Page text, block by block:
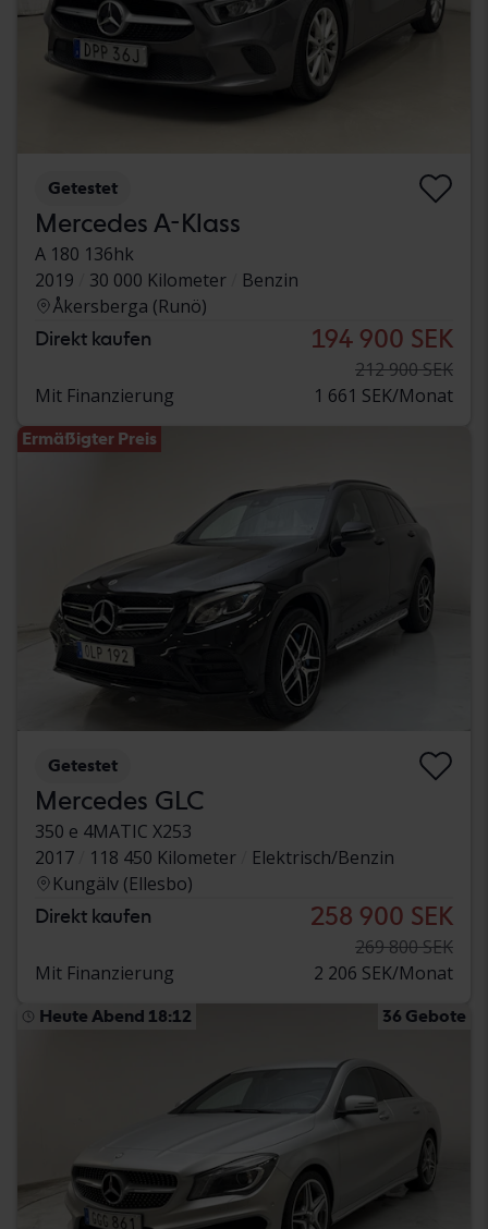
Getestet
Mercedes A-Klass
A 180 136hk
2019
30 000 Kilometer
Benzin
Åkersberga (Runö)
Direkt kaufen 194 900 SEK
212 900 SEK
Mit Finanzierung
1 661 SEK/Monat
Ermäßigter Preis
Getestet
Mercedes GLC
350 e 4MATIC X253
2017
118 450 Kilometer
Elektrisch/Benzin
Kungälv (Ellesbo)
Direkt kaufen 258 900 SEK
269 800 SEK
Mit Finanzierung
2 206 SEK/Monat
Heute Abend 18:12 36 Gebote